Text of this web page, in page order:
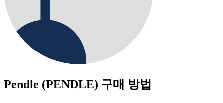
Pendle (PENDLE) 구매 방법